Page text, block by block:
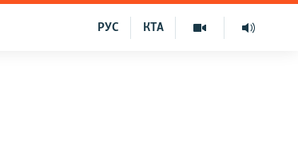
КТА
РУС